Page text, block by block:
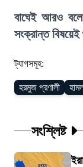
বাঘেই আরও
সংক্রান্ত
ট্যাগসমূহ:
হরমুজ প্রণালী
সংশ্লিষ্ট